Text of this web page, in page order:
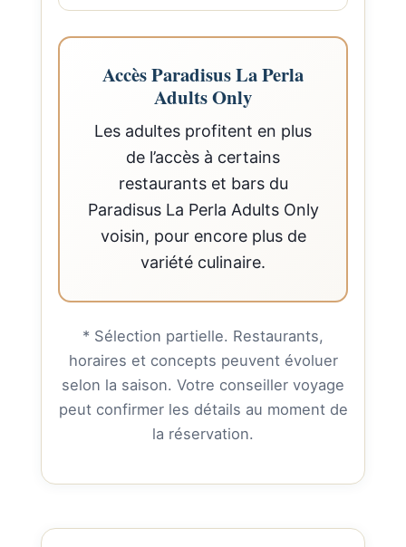
Accès Paradisus La Perla
Adults Only
Les adultes profitent en plus
de l’accès à certains
restaurants et bars du
Paradisus La Perla Adults Only
voisin, pour encore plus de
variété culinaire.
* Sélection partielle. Restaurants,
horaires et concepts peuvent évoluer
selon la saison. Votre conseiller voyage
peut confirmer les détails au moment de
la réservation.